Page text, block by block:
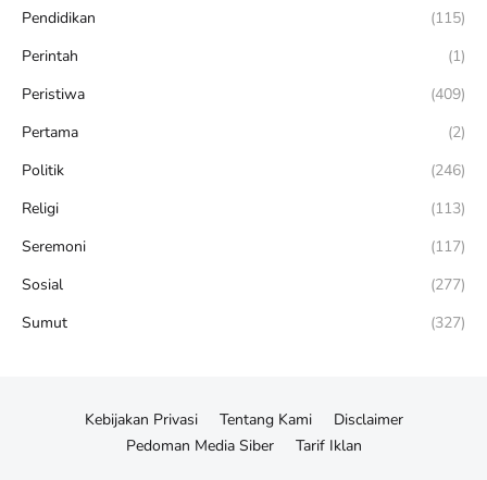
Pendidikan
(115)
Perintah
(1)
Peristiwa
(409)
Pertama
(2)
Politik
(246)
Religi
(113)
Seremoni
(117)
Sosial
(277)
Sumut
(327)
Kebijakan Privasi Tentang Kami
Disclaimer
Pedoman Media Siber
Tarif Iklan